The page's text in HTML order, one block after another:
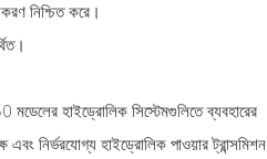
নিশ্চিত করে।
মডেলের হাইড্রোলিক সিস্টেমগুলিতে ব্যবহারের
নির্ভরযোগ্য হাইড্রোলিক পাওয়ার ট্রান্সমিশন